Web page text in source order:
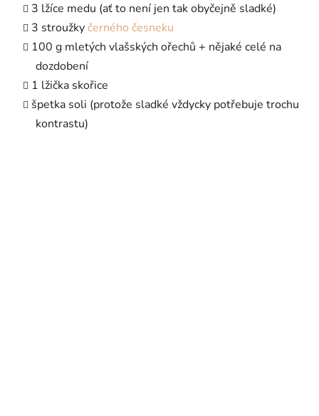
3 lžíce medu (ať to není jen tak obyčejně sladké)
3 stroužkyčerného česneku
100 g mletých vlašských ořechů + nějaké celé na
dozdobení
1 lžička skořice
špetka soli (protože sladké vždycky potřebuje trochu
kontrastu)